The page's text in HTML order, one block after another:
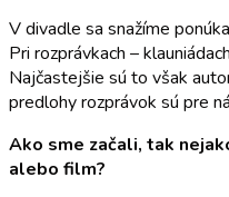
V divadle sa snažíme
Pri rozprávkach –
Najčastejšie sú to však
predlohy rozprávok sú pre
Ako sme začali, tak
alebo film?